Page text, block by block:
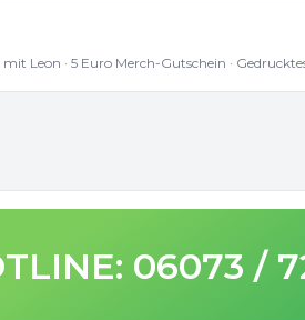
Leon · 5 Euro Merch-Gutschein ·
06073 /